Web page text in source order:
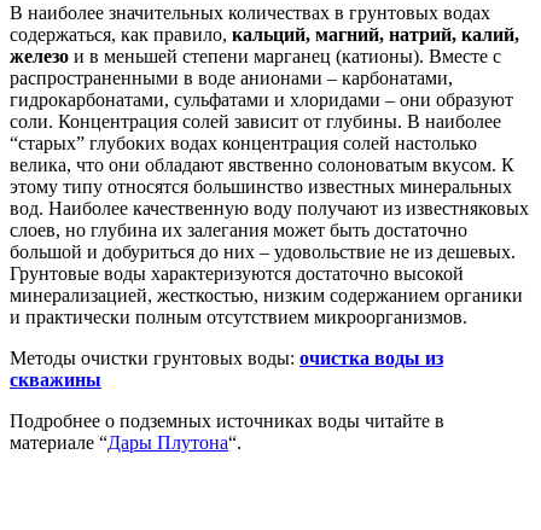
В наиболее значительных количествах в грунтовых водах
содержаться, как правило, кальций, магний, натрий, калий,
железо и в меньшей степени марганец (катионы). Вместе с
распространенными в воде анионами – карбонатами,
гидрокарбонатами, сульфатами и хлоридами – они образуют
соли. Концентрация солей зависит от глубины. В наиболее
“старых” глубоких водах концентрация солей настолько
велика, что они обладают явственно солоноватым вкусом. К
этому типу относятся большинство известных минеральных
вод. Наиболее качественную воду получают из известняковых
слоев, но глубина их залегания может быть достаточно
большой и добуриться до них – удовольствие не из дешевых.
Грунтовые воды характеризуются достаточно высокой
минерализацией, жесткостью, низким содержанием органики
и практически полным отсутствием микроорганизмов.
Методы очистки грунтовых воды: очистка воды из
скважины
Подробнее о подземных источниках воды читайте в
материале “Дары Плутона“.